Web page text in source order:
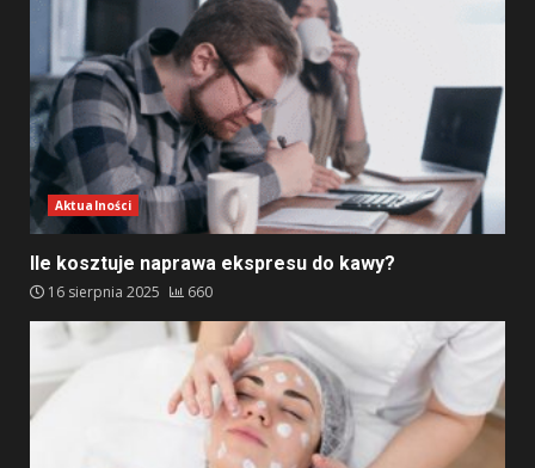
Aktualności
Ile kosztuje naprawa ekspresu do kawy?
16 sierpnia 2025 660